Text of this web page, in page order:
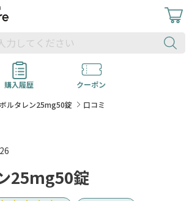
購入履歴
クーポン
ボルタレン25mg50錠 口コミ
25mg50錠